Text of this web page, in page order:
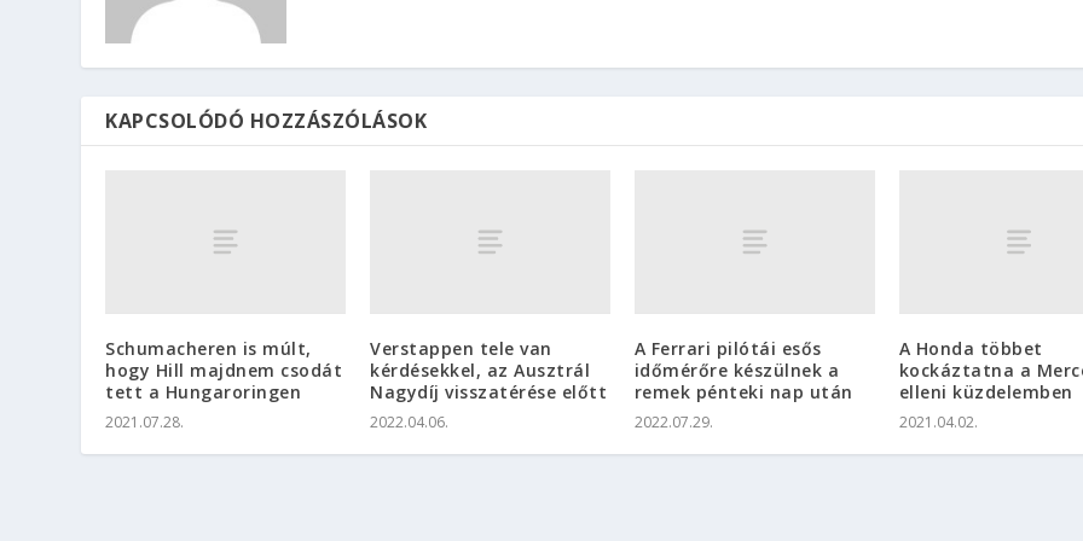
KAPCSOLÓDÓ HOZZÁSZÓLÁSOK
Schumacheren is múlt,
hogy Hill majdnem csodát
tett a Hungaroringen
2021.07.28.
Verstappen tele van
kérdésekkel, az Ausztrál
Nagydíj visszatérése előtt
2022.04.06.
A Ferrari pilótái esős
időmérőre készülnek a
remek pénteki nap után
2022.07.29.
A Honda többet
kockáztatna a
elleni küzdelemben
2021.04.02.